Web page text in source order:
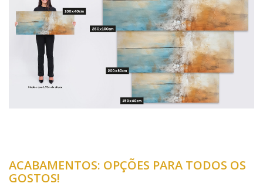
ACABAMENTOS: OPÇÕES PARA TODOS OS
GOSTOS!